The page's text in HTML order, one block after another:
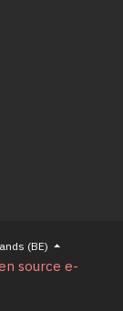
(BE)
source e-